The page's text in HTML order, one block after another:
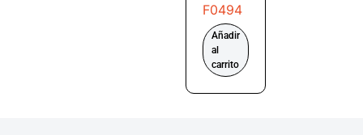
F0494
Añadir
al
carrito